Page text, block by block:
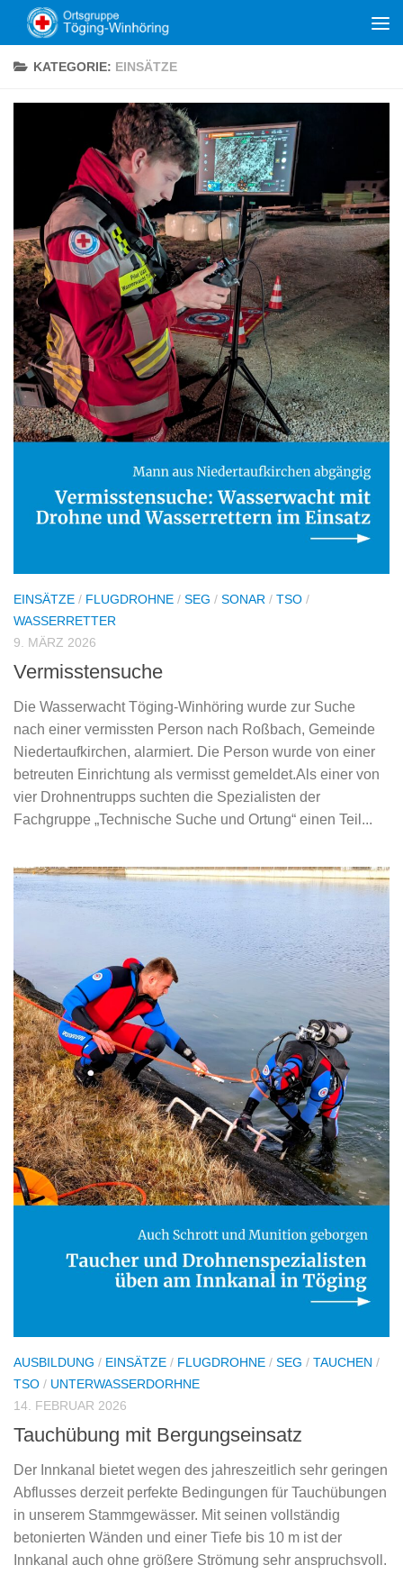
Zum Inhalt springen
KATEGORIE: EINSÄTZE
EINSÄTZE / FLUGDROHNE / SEG / SONAR / TSO /
WASSERRETTER
9. MÄRZ 2026
Vermisstensuche
Die Wasserwacht Töging-Winhöring wurde zur Suche
nach einer vermissten Person nach Roßbach, Gemeinde
Niedertaufkirchen, alarmiert. Die Person wurde von einer
betreuten Einrichtung als vermisst gemeldet.Als einer von
vier Drohnentrupps suchten die Spezialisten der
Fachgruppe „Technische Suche und Ortung“ einen Teil...
AUSBILDUNG / EINSÄTZE / FLUGDROHNE / SEG / TAUCHEN /
TSO / UNTERWASSERDORHNE
14. FEBRUAR 2026
Tauchübung mit Bergungseinsatz
Der Innkanal bietet wegen des jahreszeitlich sehr geringen
Abflusses derzeit perfekte Bedingungen für Tauchübungen
in unserem Stammgewässer. Mit seinen vollständig
betonierten Wänden und einer Tiefe bis 10 m ist der
Innkanal auch ohne größere Strömung sehr anspruchsvoll.